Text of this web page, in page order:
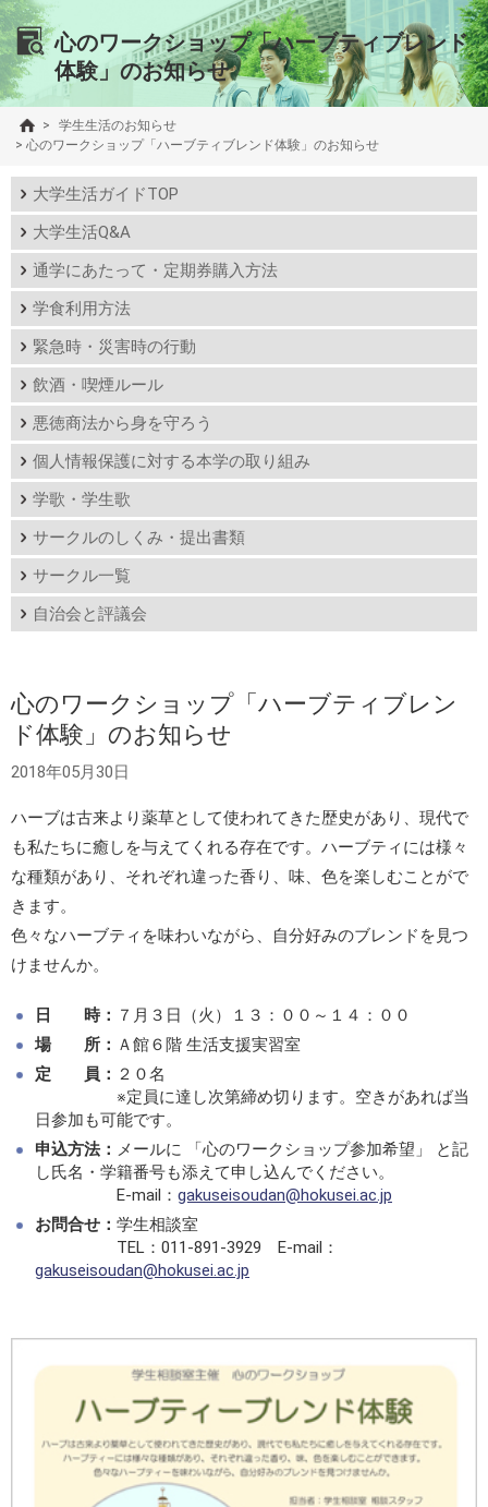
心のワークショップ「ハーブティブレンド
体験」のお知らせ
>
学生生活のお知らせ
> 心のワークショップ「ハーブティブレンド体験」のお知らせ
大学生活ガイドTOP
大学生活Q&A
通学にあたって・定期券購入方法
学食利用方法
緊急時・災害時の行動
飲酒・喫煙ルール
悪徳商法から身を守ろう
個人情報保護に対する本学の取り組み
学歌・学生歌
サークルのしくみ・提出書類
サークル一覧
自治会と評議会
心のワークショップ「ハーブティブレン
ド体験」のお知らせ
2018年05月30日
ハーブは古来より薬草として使われてきた歴史があり、現代で
も私たちに癒しを与えてくれる存在です。ハーブティには様々
な種類があり、それぞれ違った香り、味、色を楽しむことがで
きます。
色々なハーブティを味わいながら、自分好みのブレンドを見つ
けませんか。
日 時： ７月３日（火）１３：００～１４：００
場 所： Ａ館６階 生活支援実習室
定 員： ２０名
※定員に達し次第締め切ります。空きがあれば当
日参加も可能です。
申込方法： メールに 「心のワークショップ参加希望」 と記
し氏名・学籍番号も添えて申し込んでください。
E-mail： gakuseisoudan@hokusei.ac.jp
お問合せ： 学生相談室
TEL：011-891-3929 E-mail：
gakuseisoudan@hokusei.ac.jp